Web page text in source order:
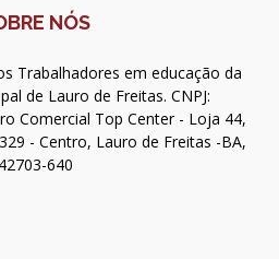
NÓS
Trabalhadores em educação da
de Lauro de Freitas. CNPJ:
Comercial Top Center - Loja 44,
- Centro, Lauro de Freitas -BA,
42703-640